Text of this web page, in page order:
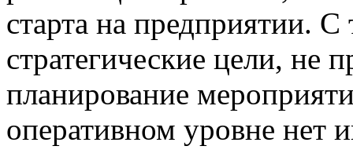
старта на предприятии.
стратегические цели, не
планирование
оперативном уровне нет